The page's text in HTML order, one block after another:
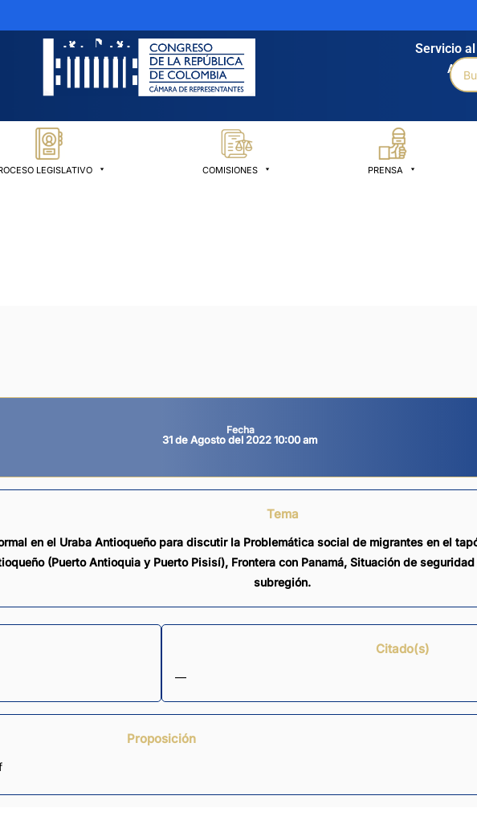
Servicio
por:
LEGISLATIVO COMISIONES PRENSA
Fecha
31 de Agosto del 2022 10:00 am
Tema
en el Uraba Antioqueño para discutir la Problemática social de migrantes en el
(Puerto Antioquia y Puerto Pisisí), Frontera con Panamá, Situación de
subregión.
Citado(s)
—
Proposición